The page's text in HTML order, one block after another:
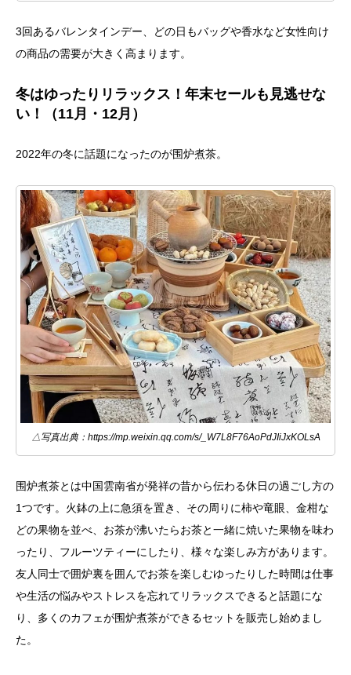
3回あるバレンタインデー、どの日もバッグや香水など女性向け
の商品の需要が大きく高まります。
冬はゆったりリラックス！年末セールも見逃せな
い！（11月・12月）
2022年の冬に話題になったのが围炉煮茶。
△写真出典：https://mp.weixin.qq.com/s/_W7L8F76AoPdJIiJxKOLsA
围炉煮茶とは中国雲南省が発祥の昔から伝わる休日の過ごし方の
1つです。火鉢の上に急須を置き、その周りに柿や竜眼、金柑な
どの果物を並べ、お茶が沸いたらお茶と一緒に焼いた果物を味わ
ったり、フルーツティーにしたり、様々な楽しみ方があります。
友人同士で囲炉裏を囲んでお茶を楽しむゆったりした時間は仕事
や生活の悩みやストレスを忘れてリラックスできると話題にな
り、多くのカフェが围炉煮茶ができるセットを販売し始めまし
た。